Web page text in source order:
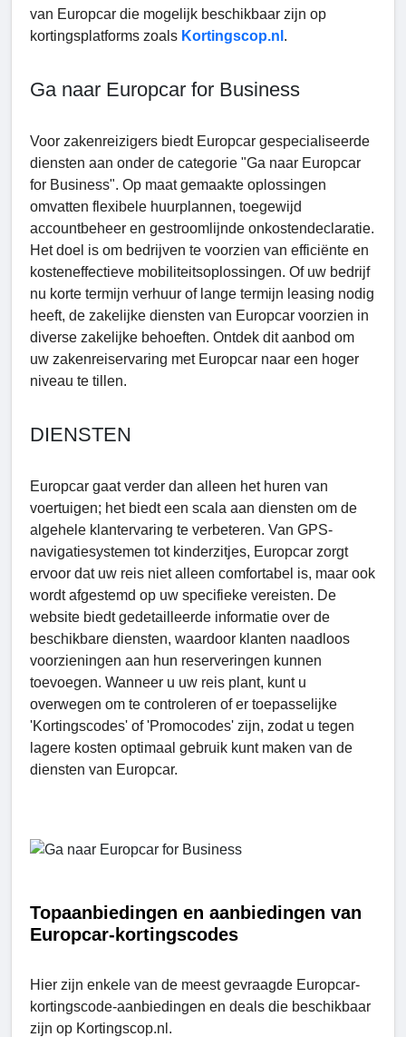
van Europcar die mogelijk beschikbaar zijn op
kortingsplatforms zoals Kortingscop.nl .
Ga naar Europcar for Business
Voor zakenreizigers biedt Europcar gespecialiseerde
diensten aan onder de categorie "Ga naar Europcar
for Business". Op maat gemaakte oplossingen
omvatten flexibele huurplannen, toegewijd
accountbeheer en gestroomlijnde onkostendeclaratie.
Het doel is om bedrijven te voorzien van efficiënte en
kosteneffectieve mobiliteitsoplossingen. Of uw bedrijf
nu korte termijn verhuur of lange termijn leasing nodig
heeft, de zakelijke diensten van Europcar voorzien in
diverse zakelijke behoeften. Ontdek dit aanbod om
uw zakenreiservaring met Europcar naar een hoger
niveau te tillen.
DIENSTEN
Europcar gaat verder dan alleen het huren van
voertuigen; het biedt een scala aan diensten om de
algehele klantervaring te verbeteren. Van GPS-
navigatiesystemen tot kinderzitjes, Europcar zorgt
ervoor dat uw reis niet alleen comfortabel is, maar ook
wordt afgestemd op uw specifieke vereisten. De
website biedt gedetailleerde informatie over de
beschikbare diensten, waardoor klanten naadloos
voorzieningen aan hun reserveringen kunnen
toevoegen. Wanneer u uw reis plant, kunt u
overwegen om te controleren of er toepasselijke
'Kortingscodes' of 'Promocodes' zijn, zodat u tegen
lagere kosten optimaal gebruik kunt maken van de
diensten van Europcar.
Topaanbiedingen en aanbiedingen van
Europcar-kortingscodes
Hier zijn enkele van de meest gevraagde Europcar-
kortingscode-aanbiedingen en deals die beschikbaar
zijn op Kortingscop.nl.